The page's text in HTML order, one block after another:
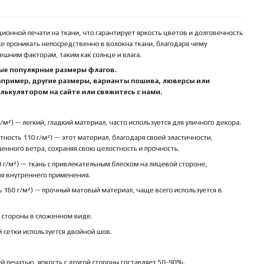
печати на ткани, что гарантирует яркость цветов и долговечность
проникать непосредственно в волокна ткани, благодаря чему
факторам, таким как солнце и влага.
популярные размеры флагов.
другие размеры, варианты пошива, люверсы или
на сайте или свяжитесь с нами.
— легкий, гладкий материал, часто используется для уличного декора.
110 г/м²) — этот материал, благодаря своей эластичности,
ветра, сохраняя свою целостность и прочность.
м²) — ткань с привлекательным блеском на лицевой стороне,
внутреннего применения.
160 г/м²) — прочный матовый материал, чаще всего используется в
в сложенном виде.
используется двойной шов.
яркость с другой стороны составляет 50-90%.